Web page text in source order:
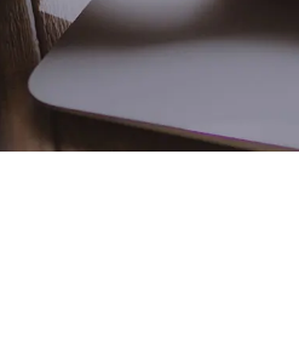
整体コラム